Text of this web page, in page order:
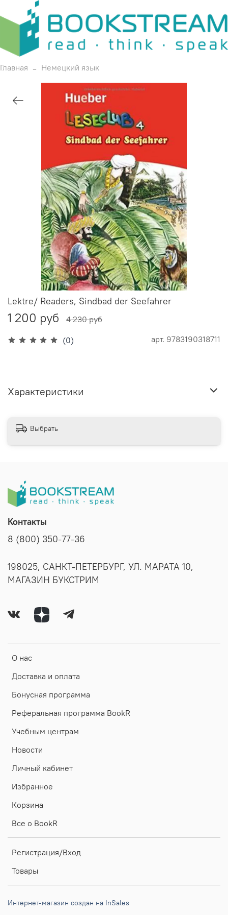
Главная Немецкий язык
(0) арт. 9783190318711
Lektre/ Readers, Sindbad der Seefahrer
1 200 руб 4 230 руб
Характеристики
Выбрать
О нас
Доставка и оплата
Бонусная программа
Реферальная программа BookR
Учебным центрам
Новости
Личный кабинет
Избранное
Корзина
Все о BookR
Регистрация/Вход
Товары
Контакты
8 (800) 350-77-36
198025, САНКТ-ПЕТЕРБУРГ, УЛ. МАРАТА 10,
МАГАЗИН БУКСТРИМ
Интернет-магазин создан на InSales